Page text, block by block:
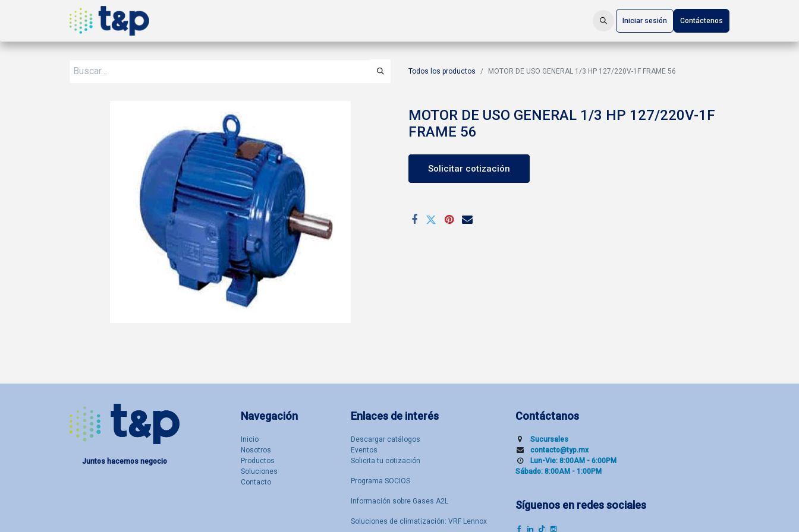
Iniciar sesión Contáctenos
Todos los productos MOTOR DE USO GENERAL 1/3 HP 127/220V-1F FRAME 56
MOTOR DE USO GENERAL 1/3 HP 127/220V-1F
FRAME 56
Solicitar cotización
Enlaces de interés
Descargar catálogos
Eventos
Solicita tu cotización
Programa SOCIOS
Información sobre Gases A2L
Soluciones de climatización: VRF Lennox
Navegación
Inicio
Nosotro​s
Productos
Soluciones
Contacto
Contáctanos
Sucu​rsal​es
contacto@typ.mx
Lun-Vie: 8:00AM - 6:00PM
Sábado: 8:00AM - 1:00PM
Síguenos en redes sociales
Juntos hacemos negocio